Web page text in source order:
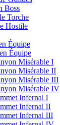
Boss
Torche
Hostile
Équipe
Équipe
Misérable I
Misérable II
Misérable III
Misérable IV
Infernal I
Infernal II
Infernal III